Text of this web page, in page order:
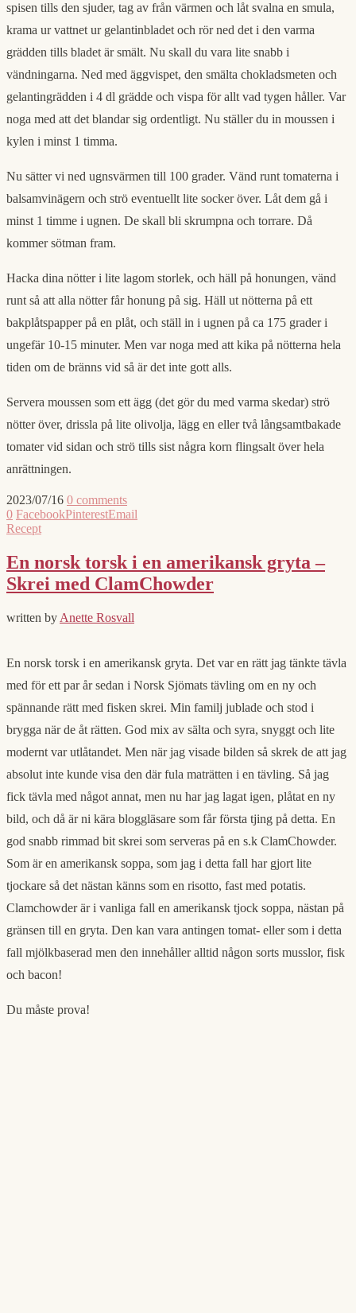
spisen tills den sjuder, tag av från värmen och låt svalna en smula,
krama ur vattnet ur gelantinbladet och rör ned det i den varma
grädden tills bladet är smält. Nu skall du vara lite snabb i
vändningarna. Ned med äggvispet, den smälta chokladsmeten och
gelantingrädden i 4 dl grädde och vispa för allt vad tygen håller. Var
noga med att det blandar sig ordentligt. Nu ställer du in moussen i
kylen i minst 1 timma.
Nu sätter vi ned ugnsvärmen till 100 grader. Vänd runt tomaterna i
balsamvinägern och strö eventuellt lite socker över. Låt dem gå i
minst 1 timme i ugnen. De skall bli skrumpna och torrare. Då
kommer sötman fram.
Hacka dina nötter i lite lagom storlek, och häll på honungen, vänd
runt så att alla nötter får honung på sig. Häll ut nötterna på ett
bakplåtspapper på en plåt, och ställ in i ugnen på ca 175 grader i
ungefär 10-15 minuter. Men var noga med att kika på nötterna hela
tiden om de bränns vid så är det inte gott alls.
Servera moussen som ett ägg (det gör du med varma skedar) strö
nötter över, drissla på lite olivolja, lägg en eller två långsamtbakade
tomater vid sidan och strö tills sist några korn flingsalt över hela
anrättningen.
2023/07/16 0 comments
0 FacebookPinterestEmail
Recept
En norsk torsk i en amerikansk gryta –
Skrei med ClamChowder
written by Anette Rosvall
En norsk torsk i en amerikansk gryta. Det var en rätt jag tänkte tävla
med för ett par år sedan i Norsk Sjömats tävling om en ny och
spännande rätt med fisken skrei. Min familj jublade och stod i
brygga när de åt rätten. God mix av sälta och syra, snyggt och lite
modernt var utlåtandet. Men när jag visade bilden så skrek de att jag
absolut inte kunde visa den där fula maträtten i en tävling. Så jag
fick tävla med något annat, men nu har jag lagat igen, plåtat en ny
bild, och då är ni kära bloggläsare som får första tjing på detta. En
god snabb rimmad bit skrei som serveras på en s.k ClamChowder.
Som är en amerikansk soppa, som jag i detta fall har gjort lite
tjockare så det nästan känns som en risotto, fast med potatis.
Clamchowder är i vanliga fall en amerikansk tjock soppa, nästan på
gränsen till en gryta. Den kan vara antingen tomat- eller som i detta
fall mjölkbaserad men den innehåller alltid någon sorts musslor, fisk
och bacon!
Du måste prova!